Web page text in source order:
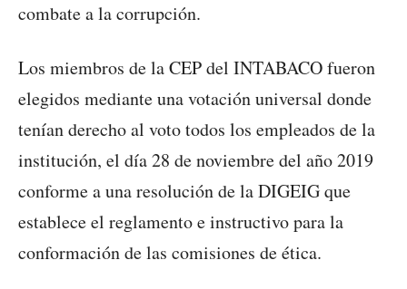
combate a la corrupción.
Los miembros de la CEP del INTABACO fueron
elegidos mediante una votación universal donde
tenían derecho al voto todos los empleados de la
institución, el día 28 de noviembre del año 2019
conforme a una resolución de la DIGEIG que
establece el reglamento e instructivo para la
conformación de las comisiones de ética.